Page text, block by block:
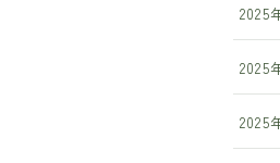
2025
2025
2025